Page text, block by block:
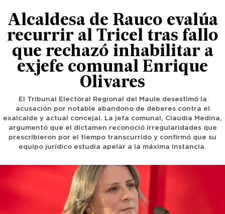
Alcaldesa de Rauco evalúa
recurrir al Tricel tras fallo
que rechazó inhabilitar a
exjefe comunal Enrique
Olivares
El Tribunal Electoral Regional del Maule desestimó la
acusación por notable abandono de deberes contra el
exalcalde y actual concejal. La jefa comunal, Claudia Medina,
argumentó que el dictamen reconoció irregularidades que
prescribieron por el tiempo transcurrido y confirmó que su
equipo jurídico estudia apelar a la máxima instancia.